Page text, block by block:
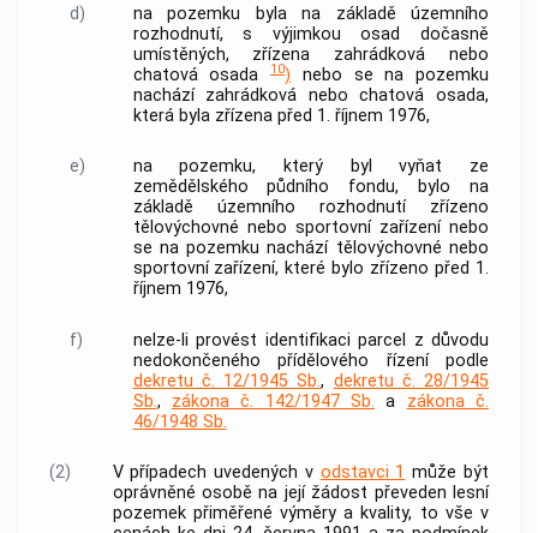
d)
na pozemku byla na základě územního
rozhodnutí, s výjimkou osad dočasně
umístěných, zřízena zahrádková nebo
chatová osada10) nebo se na pozemku
nachází zahrádková nebo chatová osada,
která byla zřízena před 1. říjnem 1976,
e)
na pozemku, který byl vyňat ze
zemědělského půdního fondu, bylo na
základě územního rozhodnutí zřízeno
tělovýchovné nebo sportovní zařízení nebo
se na pozemku nachází tělovýchovné nebo
sportovní zařízení, které bylo zřízeno před 1.
říjnem 1976,
f)
nelze-li provést identifikaci parcel z důvodu
nedokončeného přídělového řízení podle
dekretu č. 12/1945 Sb., dekretu č. 28/1945
Sb., zákona č. 142/1947 Sb. a zákona č.
46/1948 Sb.
(2) V případech uvedených v odstavci 1 může být
oprávněné osobě na její žádost převeden lesní
pozemek přiměřené výměry a kvality, to vše v